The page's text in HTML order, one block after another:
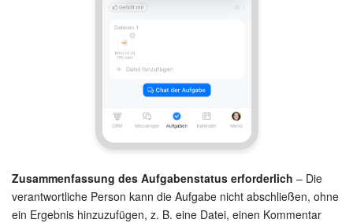
Wissensbasis
Videokonferenzen
Einstellungen
Allgemeine Fragen
Zusammenfassung des Aufgabenstatus erforderlich – Die
verantwortliche Person kann die Aufgabe nicht abschließen, ohne
ein Ergebnis hinzuzufügen, z. B. eine Datei, einen Kommentar